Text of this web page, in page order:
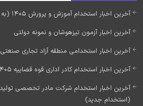
آخرین اخبار استخدام آموزش و پرورش 1405 (به زودی)
آخرین اخبار آزمون تیزهوشان و نمونه دولتی
آخرین اخبار استخدامی منطقه آزاد تجاری صنعتی 1405
آخرین اخبار استخدام کادر اداری قوه قضاییه 1405 (به زودی)
(استخدام جدید)